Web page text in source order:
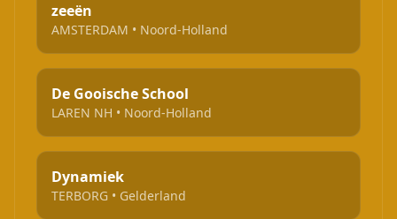
zeeën
AMSTERDAM • Noord-Holland
De Gooische School
LAREN NH • Noord-Holland
Dynamiek
TERBORG • Gelderland